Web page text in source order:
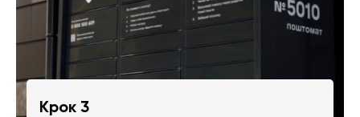
Крок 3